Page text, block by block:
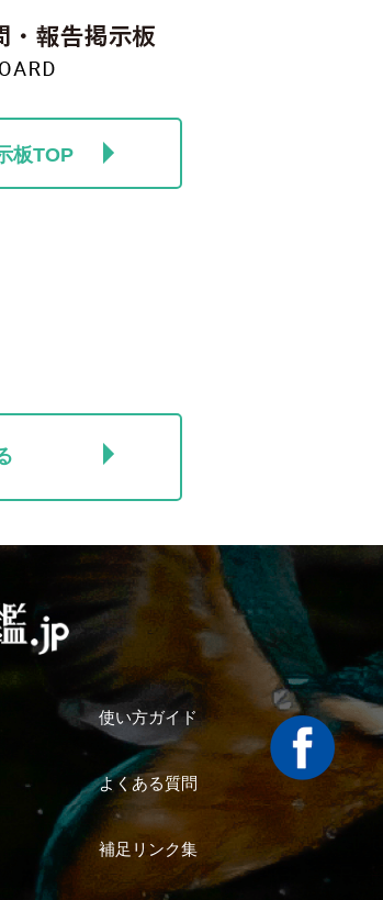
板TOP
使い方ガイド
よくある質問
補足リンク集